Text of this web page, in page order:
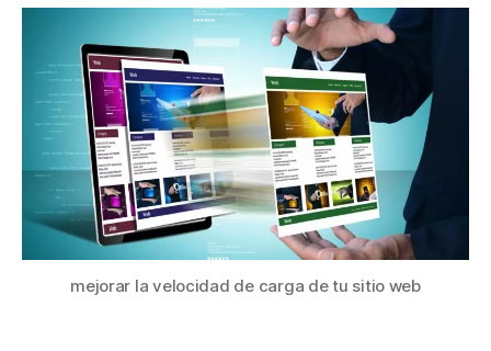
mejorar la velocidad de carga de tu sitio web